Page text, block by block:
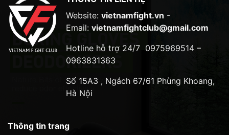
Tính năng:
Làm từ da thật
Lớp đệm mút latex mật độ cao, hai lớp
Hệ thống đệm có trọng lượng được chế tạo để
Lớp lót nylon chống thấm nước bảo vệ phần
Website: vietnamfight.vn -
Email: vietnamfightclub@gmail.com
Hotline hỗ trợ 24/7 0975969514 –
0963831363
Số 15A3 , Ngách 67/61 Phùng Khoang,
Hà Nội
Thông tin trang